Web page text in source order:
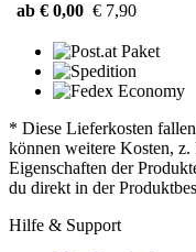
ab € 0,00 € 7,90
* Diese Lieferkosten
können weitere Kosten,
Eigenschaften der
du direkt in der
Hilfe & Support